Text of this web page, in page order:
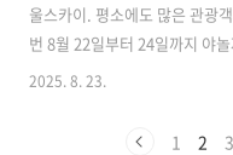
울스카이. 평소에도 많은 관광
번 8월 22일부터 24일까지 야
운 기회입니다. 낮과 밤, 완전히
까지 자세히 소개해드릴게요.
2025. 8. 23.
1 2 3